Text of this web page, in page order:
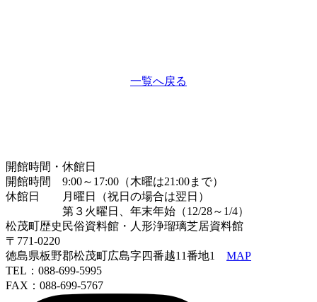
一覧へ戻る
開館時間・休館日
開館時間 9:00～17:00（木曜は21:00まで）
休館日 月曜日（祝日の場合は翌日）
第３火曜日、年末年始（12/28～1/4）
松茂町歴史民俗資料館・人形浄瑠璃芝居資料館
〒771-0220
徳島県板野郡松茂町広島字四番越11番地1 MAP
TEL：088-699-5995
FAX：088-699-5767